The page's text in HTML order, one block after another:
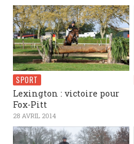
SPORT
Lexington : victoire pour
Fox-Pitt
28 AVRIL 2014